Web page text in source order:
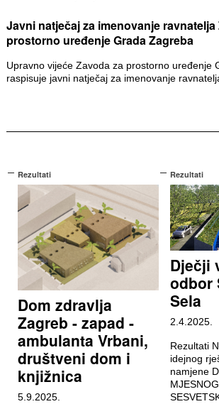
Javni natječaj za imenovanje ravnatelja
prostorno uređenje Grada Zagreba
Upravno vijeće Zavoda za prostorno uređenje
raspisuje javni natječaj za imenovanje ravnatelja
Rezultati
Dom zdravlja
Zagreb - zapad -
ambulanta Vrbani,
društveni dom i
knjižnica
5.9.2025.
Rezultati
Dječji
odbor
Sela
2.4.2025.
Rezultati
idejnog
namjene